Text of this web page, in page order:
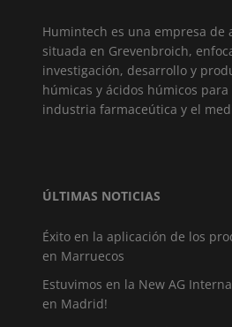
Humintech es una empresa de
situada en Grevenbroich,
investigación, desarrollo y
húmicas y ácidos húmicos
industria farmaceútica y el
ÚLTIMAS NOTICIAS
Éxito en la aplicación de los
en Marruecos
Estuvimos en la New AG
en Madrid!